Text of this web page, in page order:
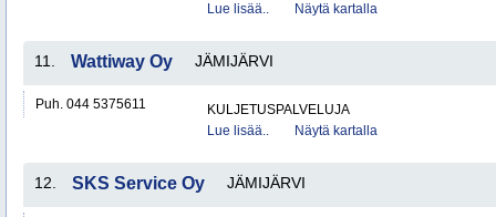
Lue lisää..
Näytä kartalla
11. Wattiway Oy JÄMIJÄRVI
Puh. 044 5375611
KULJETUSPALVELUJA
Lue lisää..
Näytä kartalla
12. SKS Service Oy JÄMIJÄRVI